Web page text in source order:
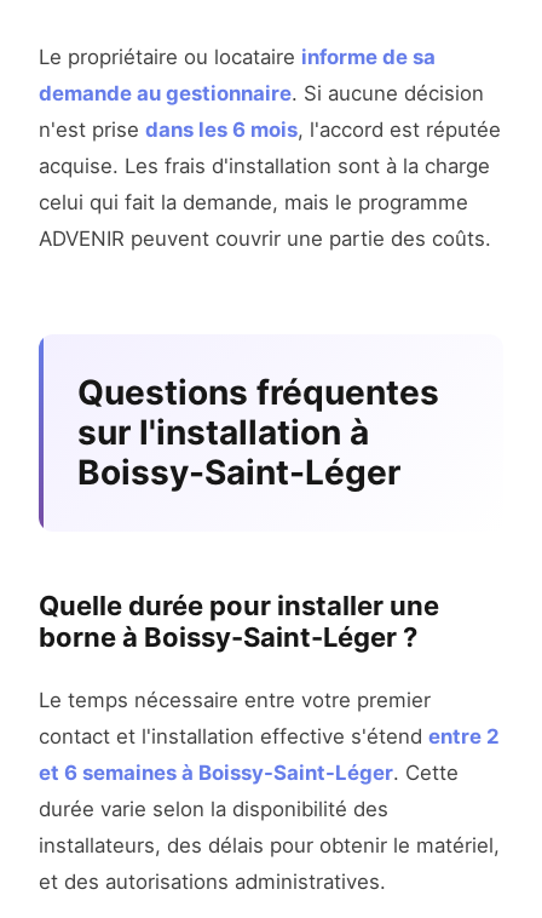
Le propriétaire ou locataire informe de sa
demande au gestionnaire. Si aucune décision
n'est prise dans les 6 mois, l'accord est réputée
acquise. Les frais d'installation sont à la charge
celui qui fait la demande, mais le programme
ADVENIR peuvent couvrir une partie des coûts.
Questions fréquentes
sur l'installation à
Boissy-Saint-Léger
Quelle durée pour installer une
borne à Boissy-Saint-Léger ?
Le temps nécessaire entre votre premier
contact et l'installation effective s'étend entre 2
et 6 semaines à Boissy-Saint-Léger. Cette
durée varie selon la disponibilité des
installateurs, des délais pour obtenir le matériel,
et des autorisations administratives.